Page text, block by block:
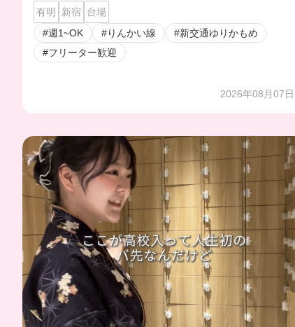
有明 新宿
台場
#週1~OK
#りんかい線
#新交通ゆりかもめ
#フリーター歓迎
2026年08月07日